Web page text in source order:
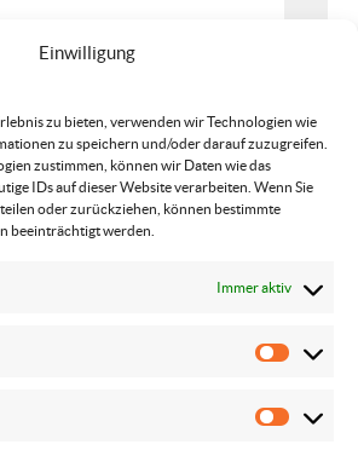
Einwilligung
zu bieten, verwenden wir Technologien wie
zu speichern und/oder darauf zuzugreifen.
zustimmen, können wir Daten wie das
IDs auf dieser Website verarbeiten. Wenn Sie
oder zurückziehen, können bestimmte
beeinträchtigt werden.
Immer aktiv